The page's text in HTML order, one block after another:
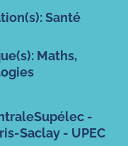
Santé
Maths,
-
Saclay - UPEC